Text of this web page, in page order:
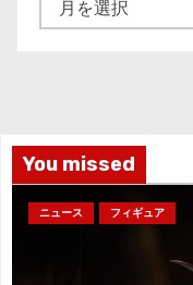
ー
You missed
ニュース フィギュア